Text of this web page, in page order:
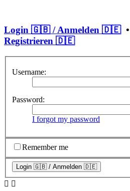
Login 🇬🇧 / Anmelden 🇩🇪•
Registrieren 🇩🇪
Username:
Password:
I forgot my password
Remember me